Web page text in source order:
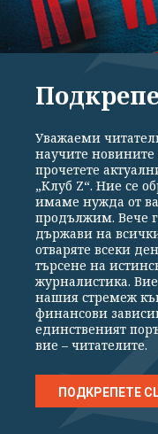
"Хората виждат
взел, но не и
(ОТКЪС)
ВСИЧКИ НОВИНИ
СПОРТ КУЛТУРА
Уважаеми
научите новините
прочетете
„Клуб Z“. Ние се
имаме нужда от
продължим. Вече
държави на
отваряте всеки
търсене на
журналистика.
нашия стремеж
финансови
единственият
вие – читателите.
ПОДКРЕПЕТЕ